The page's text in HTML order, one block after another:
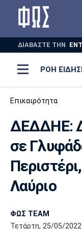
ΔΙΑΒΑΣΤΕ THN
ΡΟΗ
AUTO-
Ποδόσφαιρο
Super League
Super League
Γ Εθνική
Μπάσκετ
Ελλάδα
Εθνική
Ολυμπιακοί
Βόλεϊ
Ολυμπιακός
Επικαιρότητα
ΔΕΔΔΗΕ:
σε
Λαύριο
ΦΩΣ TEAM
Τετάρτη, 25/05/